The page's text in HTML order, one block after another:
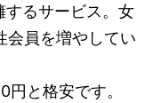
るサービス。女
会員を増やしてい
と格安です。